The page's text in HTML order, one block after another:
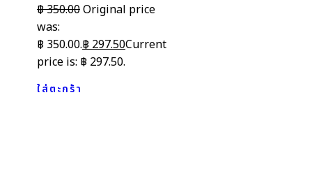
฿350.00Original price
was:
฿ 350.00.฿ 297.50Current
price is: ฿ 297.50.
ใส่ตะกร้า